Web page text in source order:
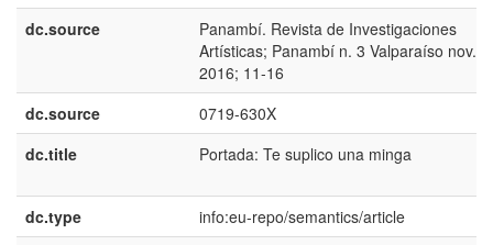
dc.source
Panambí. Revista de Investigaciones
Artísticas; Panambí n. 3 Valparaíso nov.
2016; 11-16
dc.source
0719-630X
dc.title
Portada: Te suplico una minga
dc.type
info:eu-repo/semantics/article